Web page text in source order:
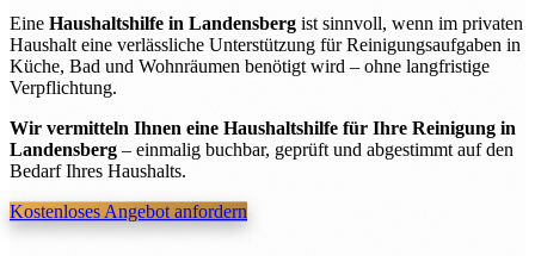
Eine Haushaltshilfe in Landensberg ist sinnvoll, wenn im privaten
Haushalt eine verlässliche Unterstützung für Reinigungsaufgaben in
Küche, Bad und Wohnräumen benötigt wird – ohne langfristige
Verpflichtung.
Wir vermitteln Ihnen eine Haushaltshilfe für Ihre Reinigung in
Landensberg– einmalig buchbar, geprüft und abgestimmt auf den
Bedarf Ihres Haushalts.
Kostenloses Angebot anfordern